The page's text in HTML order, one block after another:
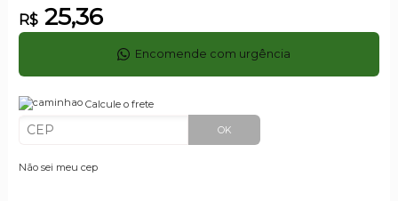
R$25,36
Encomende com urgência
Calcule o frete
OK
Não sei meu cep